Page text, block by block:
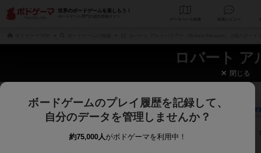
世界のボードゲームを楽しもう！
ボードゲーム専門の総合情報サイト
データベース
ロバート ア
じっくり表示
商品名、商品説明文、デザイナー名、テーマ名、メカニクス名を対象にフリーワード検索ができ
ゲームデザイナー名を指定して検索できます。
ゲームデザイナー
閉じる
ボードゲームのプレイ履歴を記録して、
自分のデータを管理しませんか？
約75,000人がボドゲーマを利用中！